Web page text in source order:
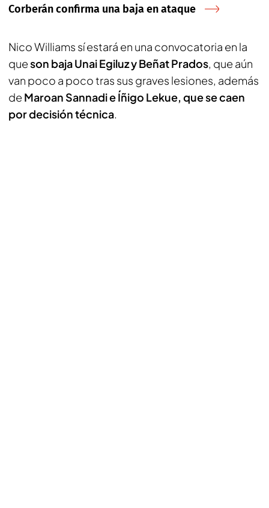
Corberán confirma una baja en ataque
Nico Williams sí estará en una convocatoria en la
queson baja Unai Egiluz y Beñat Prados, que aún
van poco a poco tras sus graves lesiones, además
de Maroan Sannadi e Íñigo Lekue, que se caen
por decisión técnica.